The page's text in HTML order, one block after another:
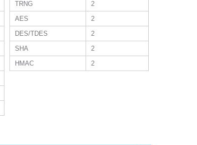
TRNG
2
AES
2
DES/TDES
2
SHA
2
HMAC
2